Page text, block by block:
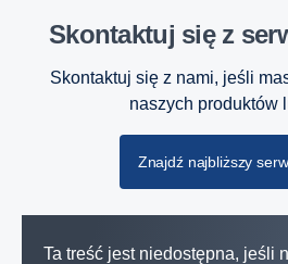
Skontaktuj się z
Skontaktuj się z nami, jeśli
naszych produktów
Znajdź najbliższy
Ta treść jest niedostępna, jeśli